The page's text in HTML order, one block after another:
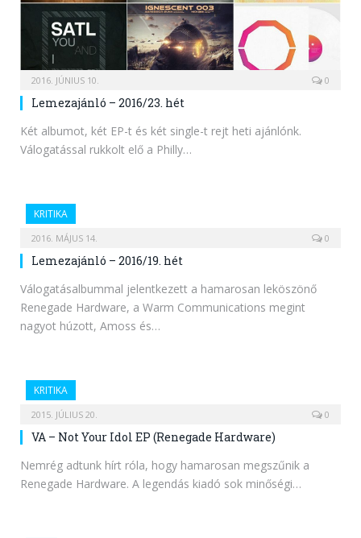
2016. JÚNIUS 10. 0
Lemezajánló – 2016/23. hét
Két albumot, két EP-t és két single-t rejt heti ajánlónk.
Válogatással rukkolt elő a Philly…
KRITIKA
2016. MÁJUS 14. 0
Lemezajánló – 2016/19. hét
Válogatásalbummal jelentkezett a hamarosan leköszönő
Renegade Hardware, a Warm Communications megint
nagyot húzott, Amoss és…
KRITIKA
2015. JÚLIUS 20. 0
VA – Not Your Idol EP (Renegade Hardware)
Nemrég adtunk hírt róla, hogy hamarosan megszűnik a
Renegade Hardware. A legendás kiadó sok minőségi…